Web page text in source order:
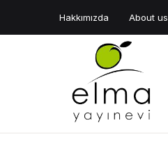
Hakkımızda About us